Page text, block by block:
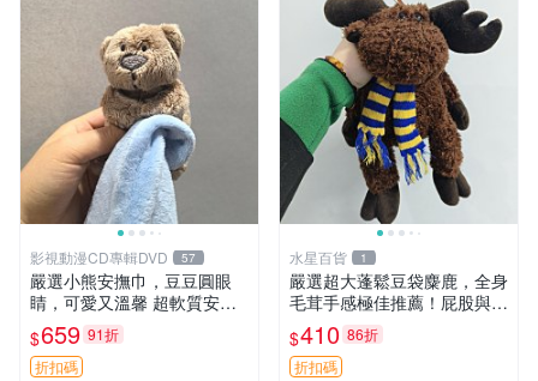
影視動漫CD專輯DVD 57
嚴選小熊安撫巾，豆豆圓眼
睛，可愛又溫馨 超軟質安撫
巾，豆豆設計，哄睡好幫手
約克豆豆眼安撫巾 數碼豆豆
眼
$659 91折
折扣碼
水星百貨 1
嚴選超大蓬鬆豆袋麋鹿，全身
毛茸手感極佳推薦！屁股與四
肢填充均勻，適合收藏與孩童
共賞。 麋鹿 豆袋 毛茸玩具
$410 86折
折扣碼